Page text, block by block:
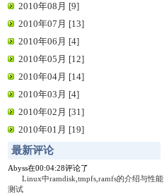
2010年08月 [9]
2010年07月 [13]
2010年06月 [4]
2010年05月 [12]
2010年04月 [14]
2010年03月 [4]
2010年02月 [31]
2010年01月 [19]
最新评论
Abyss在00:04:28评论了
Linux中ramdisk,tmpfs,ramfs的介绍与性能
测试